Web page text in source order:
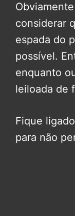
considerar
espada do
possível.
enquanto
leiloada de
Fique
para não